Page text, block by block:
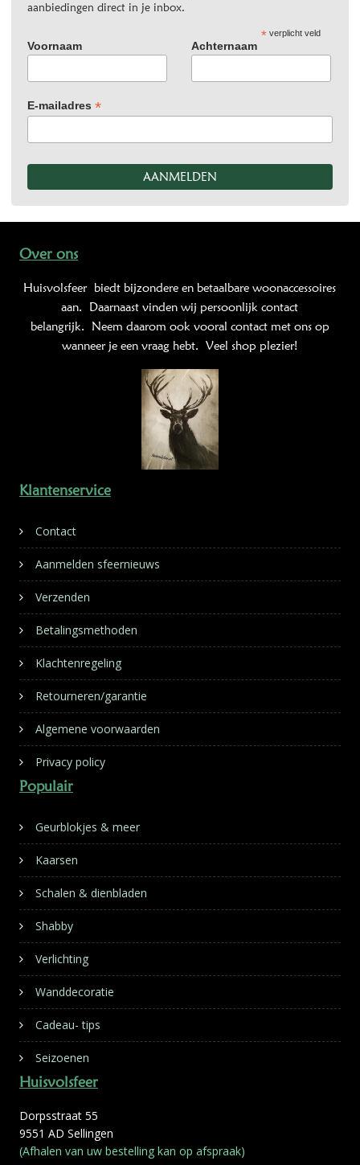
aanbiedingen direct in je inbox.
*verplicht veld
Voornaam Achternaam
E-mailadres *
Over ons
Huisvolsfeer biedt bijzondere en betaalbare woonaccessoires
aan. Daarnaast vinden wij persoonlijk contact
belangrijk. Neem daarom ook vooral contact met ons op
wanneer je een vraag hebt. Veel shop plezier!
Klantenservice
Contact
Aanmelden sfeernieuws
Verzenden
Betalingsmethoden
Klachtenregeling
Retourneren/garantie
Algemene voorwaarden
Privacy policy
Populair
Geurblokjes & meer
Kaarsen
Schalen & dienbladen
Shabby
Verlichting
Wanddecoratie
Cadeau- tips
Seizoenen
Huisvolsfeer
Dorpsstraat 55
9551 AD Sellingen
(Afhalen van uw bestelling kan op afspraak)